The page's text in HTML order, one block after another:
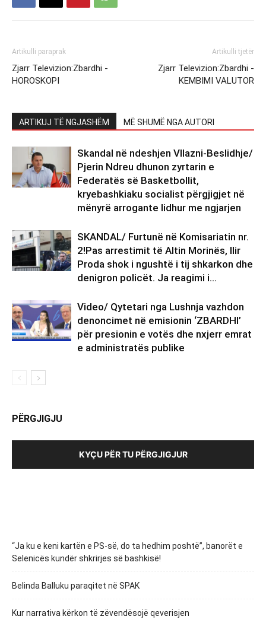
Artikulli paraprak
Zjarr Televizion:Zbardhi -
HOROSKOPI
Artikulli tjetër
Zjarr Televizion:Zbardhi -
KEMBIMI VALUTOR
ARTIKUJ TË NGJASHËM MË SHUMË NGA AUTORI
Skandal në ndeshjen Vllazni-Beslidhje/
Pjerin Ndreu dhunon zyrtarin e
Federatës së Basketbollit,
kryebashkiaku socialist përgjigjet në
mënyrë arrogante lidhur me ngjarjen
SKANDAL/ Furtunë në Komisariatin nr.
2!Pas arrestimit të Altin Morinës, Ilir
Proda shok i ngushtë i tij shkarkon dhe
denigron policët. Ja reagimi i...
Video/ Qytetari nga Lushnja vazhdon
denoncimet në emisionin ‘ZBARDHI’
për presionin e votës dhe nxjerr emrat
e administratës publike
PËRGJIGJU
KYÇU PËR TU PËRGJIGJUR
“Ja ku e keni kartën e PS-së, do ta hedhim poshtë”, banorët e
Selenicës kundër shkrirjes së bashkisë!
Belinda Balluku paraqitet në SPAK
Kur narrativa kërkon të zëvendësojë qeverisjen